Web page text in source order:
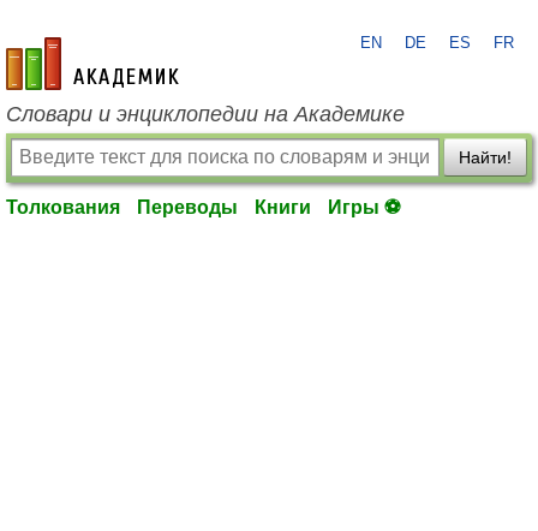
academic.ru
EN DE ES FR
Словари и энциклопедии на Академике
Найти!
Толкования Переводы Книги Игры ⚽